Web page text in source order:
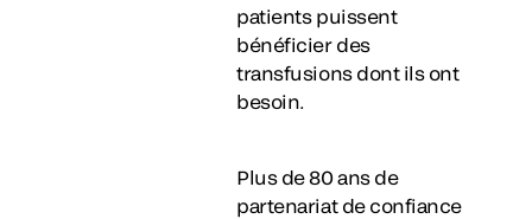
patients puissent
bénéficier des
transfusions dont ils ont
besoin.
Plus de 80 ans de
partenariat de confiance